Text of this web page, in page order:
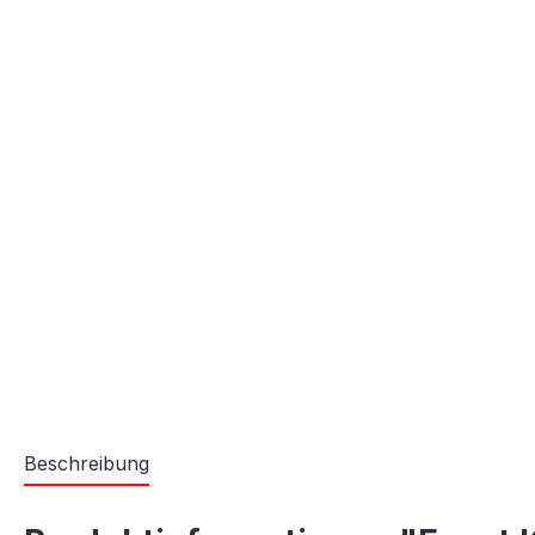
Beschreibung